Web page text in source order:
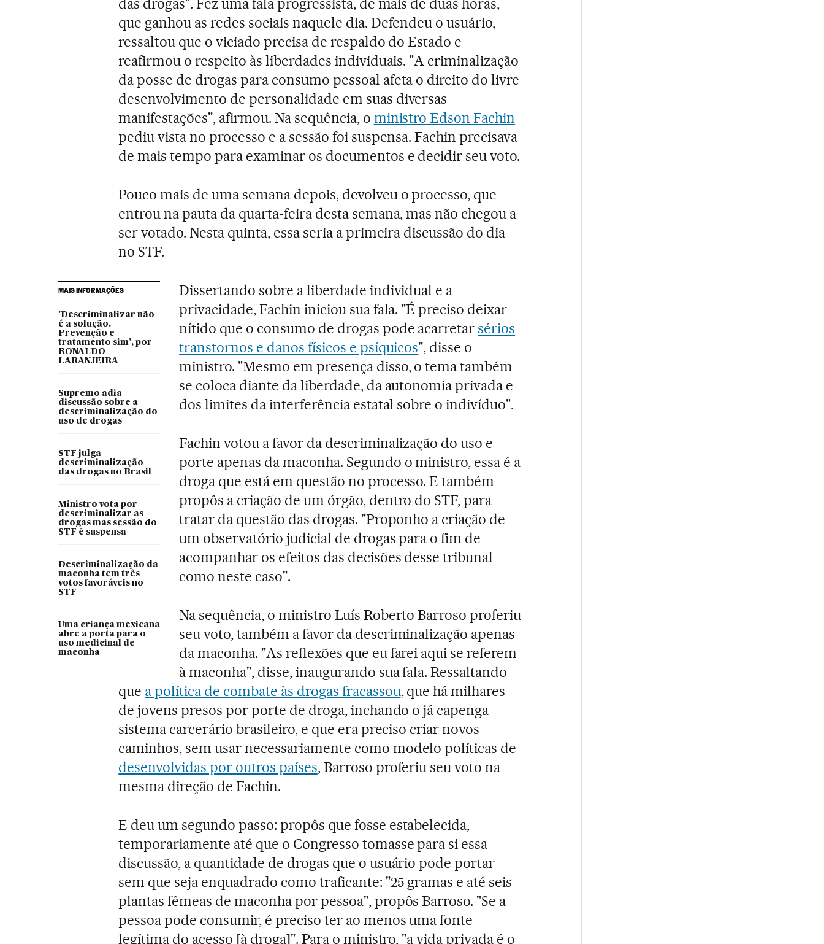
das drogas". Fez uma fala progressista, de mais de duas horas,
que ganhou as redes sociais naquele dia. Defendeu o usuário,
ressaltou que o viciado precisa de respaldo do Estado e
reafirmou o respeito às liberdades individuais. "A criminalização
da posse de drogas para consumo pessoal afeta o direito do livre
desenvolvimento de personalidade em suas diversas
manifestações", afirmou. Na sequência, o ministro Edson Fachin
pediu vista no processo e a sessão foi suspensa. Fachin precisava
de mais tempo para examinar os documentos e decidir seu voto.
Pouco mais de uma semana depois, devolveu o processo, que
entrou na pauta da quarta-feira desta semana, mas não chegou a
ser votado. Nesta quinta, essa seria a primeira discussão do dia
no STF.
MAIS INFORMAÇÕES
'Descriminalizar não
é a solução.
Prevenção e
tratamento sim', por
RONALDO
LARANJEIRA
Supremo adia
discussão sobre a
descriminalização do
uso de drogas
STF julga
descriminalização
das drogas no Brasil
Ministro vota por
descriminalizar as
drogas mas sessão do
STF é suspensa
Descriminalização da
maconha tem três
votos favoráveis no
STF
Uma criança mexicana
abre a porta para o
uso medicinal de
maconha
Dissertando sobre a liberdade individual e a
privacidade, Fachin iniciou sua fala. "É preciso deixar
nítido que o consumo de drogas pode acarretarsérios
transtornos e danos físicos e psíquicos", disse o
ministro. "Mesmo em presença disso, o tema também
se coloca diante da liberdade, da autonomia privada e
dos limites da interferência estatal sobre o indivíduo".
Fachin votou a favor da descriminalização do uso e
porte apenas da maconha. Segundo o ministro, essa é a
droga que está em questão no processo. E também
propôs a criação de um órgão, dentro do STF, para
tratar da questão das drogas. "Proponho a criação de
um observatório judicial de drogas para o fim de
acompanhar os efeitos das decisões desse tribunal
como neste caso".
Na sequência, o ministro Luís Roberto Barroso proferiu
seu voto, também a favor da descriminalização apenas
da maconha. "As reflexões que eu farei aqui se referem
à maconha", disse, inaugurando sua fala. Ressaltando
que a política de combate às drogas fracassou, que há milhares
de jovens presos por porte de droga, inchando o já capenga
sistema carcerário brasileiro, e que era preciso criar novos
caminhos, sem usar necessariamente como modelo políticas de
desenvolvidas por outros países, Barroso proferiu seu voto na
mesma direção de Fachin.
E deu um segundo passo: propôs que fosse estabelecida,
temporariamente até que o Congresso tomasse para si essa
discussão, a quantidade de drogas que o usuário pode portar
sem que seja enquadrado como traficante: "25 gramas e até seis
plantas fêmeas de maconha por pessoa", propôs Barroso. "Se a
pessoa pode consumir, é preciso ter ao menos uma fonte
legítima do acesso [à droga]". Para o ministro, "a vida privada é o